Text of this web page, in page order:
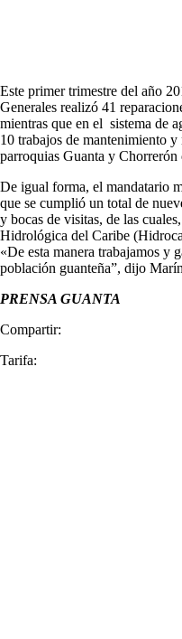
Este primer trimestre del año
Generales realizó 41
mientras que en el sistema de
10 trabajos de mantenimiento y
parroquias Guanta y Chorrerón
De igual forma, el mandatario
que se cumplió un total de
y bocas de visitas, de las
Hidrológica del Caribe
«De esta manera trabajamos y
población guanteña”, dijo
PRENSA GUANTA
Compartir:
Tarifa: